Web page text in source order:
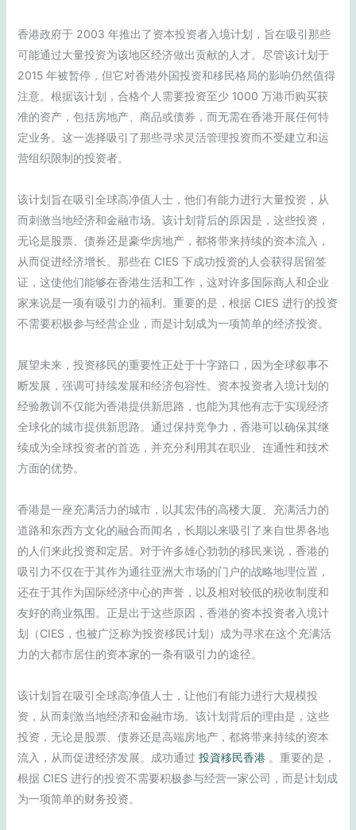
香港政府于 2003 年推出了资本投资者入境计划，旨在吸引那些
可能通过大量投资为该地区经济做出贡献的人才。尽管该计划于
2015 年被暂停，但它对香港外国投资和移民格局的影响仍然值得
注意。根据该计划，合格个人需要投资至少 1000 万港币购买获
准的资产，包括房地产、商品或债券，而无需在香港开展任何特
定业务。这一选择吸引了那些寻求灵活管理投资而不受建立和运
营组织限制的投资者。
该计划旨在吸引全球高净值人士，他们有能力进行大量投资，从
而刺激当地经济和金融市场。该计划背后的原因是，这些投资，
无论是股票、债券还是豪华房地产，都将带来持续的资本流入，
从而促进经济增长。那些在 CIES 下成功投资的人会获得居留签
证，这使他们能够在香港生活和工作，这对许多国际商人和企业
家来说是一项有吸引力的福利。重要的是，根据 CIES 进行的投资
不需要积极参与经营企业，而是计划成为一项简单的经济投资。
展望未来，投资移民的重要性正处于十字路口，因为全球叙事不
断发展，强调可持续发展和经济包容性。资本投资者入境计划的
经验教训不仅能为香港提供新思路，也能为其他有志于实现经济
全球化的城市提供新思路。通过保持竞争力，香港可以确保其继
续成为全球投资者的首选，并充分利用其在职业、连通性和技术
方面的优势。
香港是一座充满活力的城市，以其宏伟的高楼大厦、充满活力的
道路和东西方文化的融合而闻名，长期以来吸引了来自世界各地
的人们来此投资和定居。对于许多雄心勃勃的移民来说，香港的
吸引力不仅在于其作为通往亚洲大市场的门户的战略地理位置，
还在于其作为国际经济中心的声誉，以及相对较低的税收制度和
友好的商业氛围。正是出于这些原因，香港的资本投资者入境计
划（CIES，也被广泛称为投资移民计划）成为寻求在这个充满活
力的大都市居住的资本家的一条有吸引力的途径。
该计划旨在吸引全球高净值人士，让他们有能力进行大规模投
资，从而刺激当地经济和金融市场。该计划背后的理由是，这些
投资，无论是股票、债券还是高端房地产，都将带来持续的资本
流入，从而促进经济发展。成功通过 投資移民香港。重要的是，
根据 CIES 进行的投资不需要积极参与经营一家公司，而是计划成
为一项简单的财务投资。